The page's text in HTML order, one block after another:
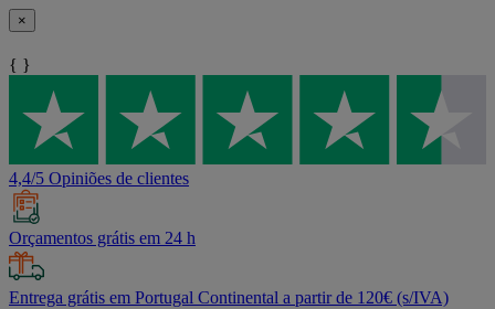
×
{ }
4,4/5 Opiniões de clientes
Orçamentos grátis em 24 h
Entrega grátis em Portugal Continental a partir de 120€ (s/IVA)